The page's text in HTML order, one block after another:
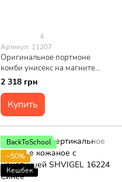
4
Артикул: 11207
Оригинальное портмоне
комби унисекс на магните
GRANDE PELLE 11207 Черное
2 318 грн
Купить
BackToSchool
−50%
Кешбек